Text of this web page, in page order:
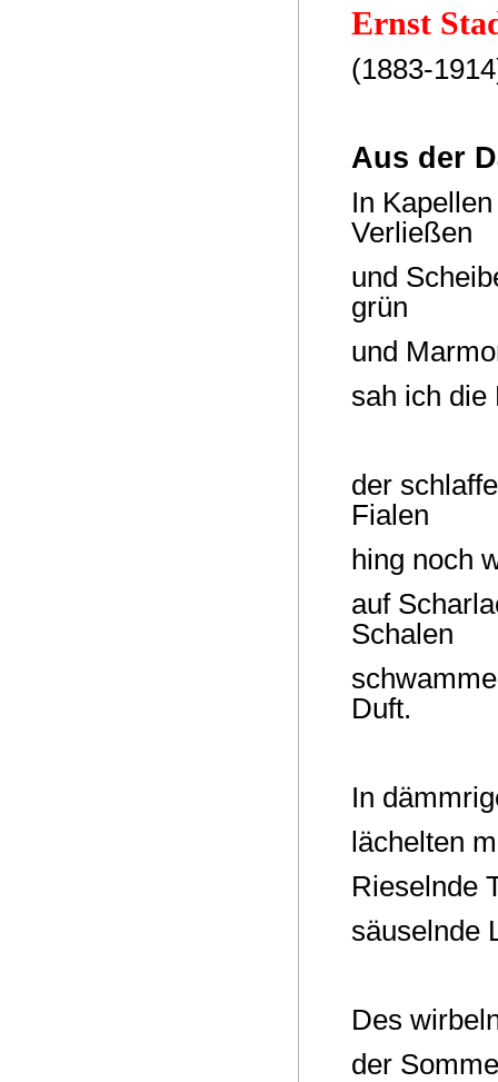
Ernst
(1883-
Aus der
In
Verließen
und
grün
und
sah ich die
der
Fialen
hing noch
auf
Schalen
Duft.
In
lächelten
Rieselnde
säuselnde
Des
der